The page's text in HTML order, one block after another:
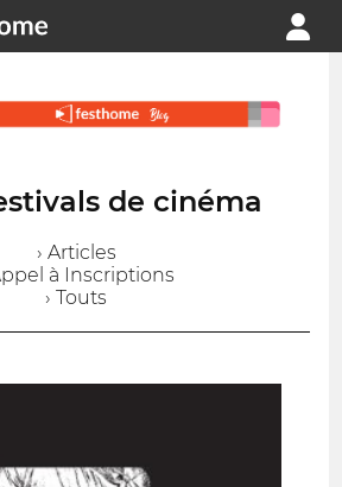
de cinéma
› Articles
à Inscriptions
› Touts